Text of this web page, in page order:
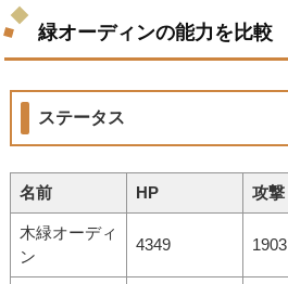
緑オーディンの能力を比較
ステータス
名前 HP 攻撃
木緑オーディ
ン
4349 1903